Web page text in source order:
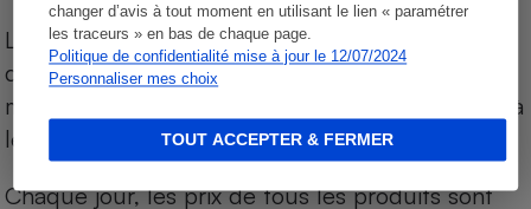
changer d’avis à tout moment en utilisant le lien « paramétrer
les traceurs » en bas de chaque page.
Politique de confidentialité mise à jour le 12/07/2024
Personnaliser mes choix
TOUT ACCEPTER & FERMER
Les comparaisons sont réalisées sur l’ensemble
des produits des magasins. Les produits de
marques de distributeurs (MDD) sont comparés à
leurs équivalents chez leurs concurrents.
Chaque jour, les prix de tous les produits sont